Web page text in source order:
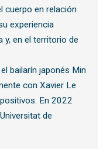
cuerpo en relación
experiencia
y, en el territorio de
bailarín japonés Min
con Xavier Le
En 2022
de